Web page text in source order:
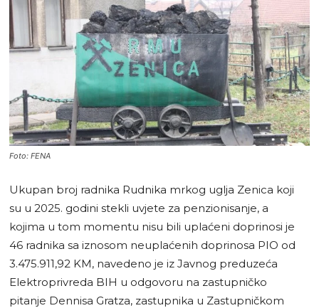
Foto: FENA
Ukupan broj radnika Rudnika mrkog uglja Zenica koji
su u 2025. godini stekli uvjete za penzionisanje, a
kojima u tom momentu nisu bili uplaćeni doprinosi je
46 radnika sa iznosom neuplaćenih doprinosa PIO od
3.475.911,92 KM, navedeno je iz Javnog preduzeća
Elektroprivreda BIH u odgovoru na zastupničko
pitanje Dennisa Gratza, zastupnika u Zastupničkom